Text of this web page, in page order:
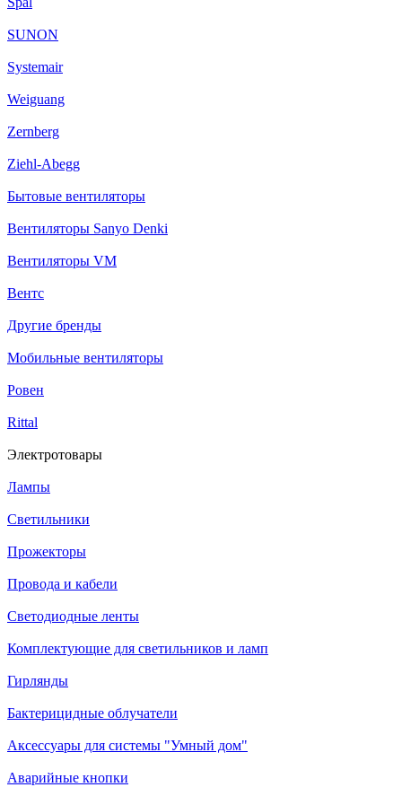
SUNON
Systemair
Weiguang
Zernberg
Ziehl-Abegg
Бытовые вентиляторы
Вентиляторы Sanyo Denki
Вентиляторы VM
Вентс
Другие бренды
Мобильные вентиляторы
Ровен
Rittal
Электротовары
Лампы
Светильники
Прожекторы
Провода и кабели
Светодиодные ленты
Комплектующие для светильников и ламп
Гирлянды
Бактерицидные облучатели
Аксессуары для системы "Умный дом"
Аварийные кнопки